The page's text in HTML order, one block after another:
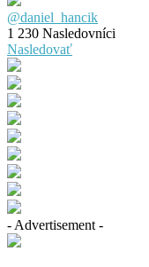
@daniel_hancik
1 230 Nasledovníci
Nasledovať
- Advertisement -